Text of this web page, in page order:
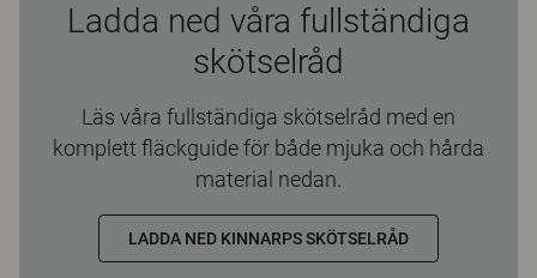
Ladda ned våra fullständiga
skötselråd
Läs våra fullständiga skötselråd med en
komplett fläckguide för både mjuka och hårda
material nedan.
LADDA NED KINNARPS SKÖTSELRÅD